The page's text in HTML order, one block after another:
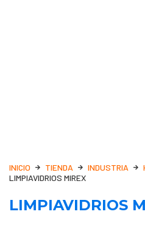
INICIO TIENDA INDUSTRIA
LIMPIAVIDRIOS MIREX
LIMPIAVIDRIOS